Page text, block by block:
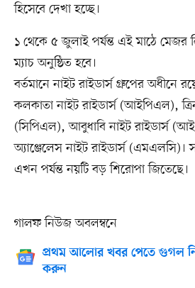
হিসেবে দেখা হচ্ছে।
১ থেকে ৫ জুলাই পর্যন্ত এই মাঠে মেজর
ম্যাচ অনুষ্ঠিত হবে।
বর্তমানে নাইট রাইডার্স গ্রুপের অধীনে
কলকাতা নাইট রাইডার্স (আইপিএল),
(সিপিএল), আবুধাবি নাইট রাইডার্স
অ্যাঞ্জেলেস নাইট রাইডার্স (এমএলসি)।
এখন পর্যন্ত নয়টি বড় শিরোপা জিতেছে।
গালফ নিউজ অবলম্বনে
প্রথম আলোর খবর পেতে গুগল
করুন